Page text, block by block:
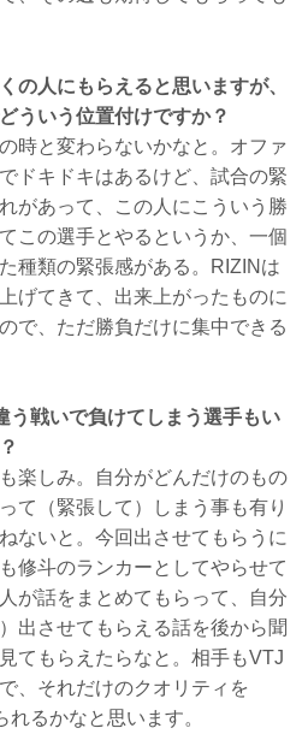
の人にもらえると思いますが、
ういう位置付けですか？
時と変わらないかなと。オファ
ドキドキはあるけど、試合の緊
があって、この人にこういう勝
この選手とやるというか、一個
種類の緊張感がある。RIZINは
げてきて、出来上がったものに
で、ただ勝負だけに集中できる
う戦いで負けてしまう選手もい
楽しみ。自分がどんだけのもの
て（緊張して）しまう事も有り
ないと。今回出させてもらうに
修斗のランカーとしてやらせて
が話をまとめてもらって、自分
出させてもらえる話を後から聞
てもらえたらなと。相手もVTJ
、それだけのクオリティを
るかなと思います。